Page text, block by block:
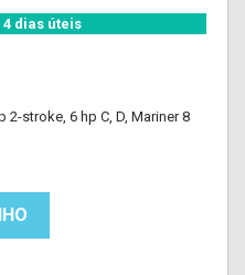
4 dias úteis
2-stroke, 6 hp C, D, Mariner 8